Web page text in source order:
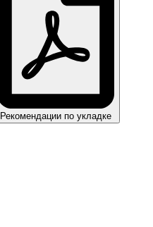
Рекомендации по укладке